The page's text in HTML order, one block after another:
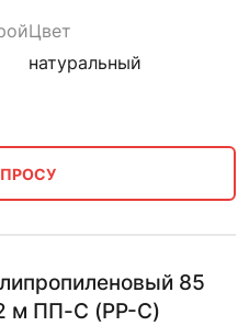
Цвет
натуральный
85
м ПП-С (PP-C)